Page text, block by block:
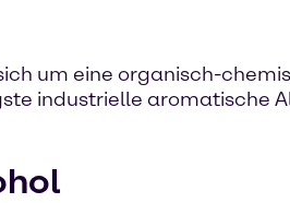
um eine organisch-
industrielle aromatische